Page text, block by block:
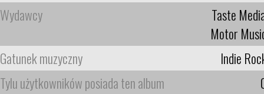
Wydawcy
Taste
Motor
Gatunek muzyczny
Indie
Tylu użytkowników posiada ten album